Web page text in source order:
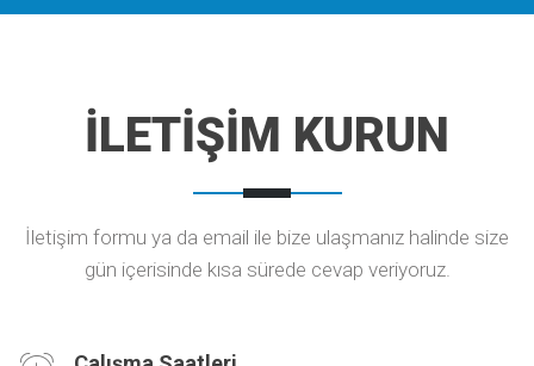
İLETİŞİM KURUN
İletişim formu ya da email ile bize ulaşmanız halinde size
gün içerisinde kısa sürede cevap veriyoruz.